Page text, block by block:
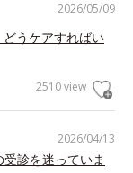
2026/05/09
どうケアすればい
2510 view
2026/04/13
診を迷っていま